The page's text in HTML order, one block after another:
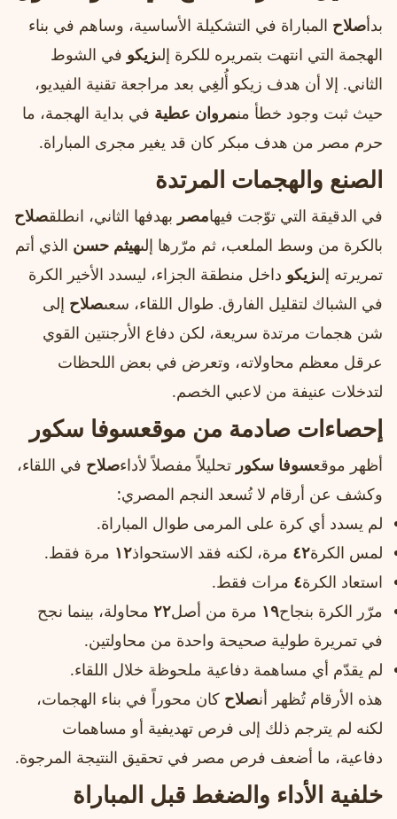
بدأصلاح المباراة في التشكيلة الأساسية، وساهم في بناء
الهجمة التي انتهت بتمريره للكرة إلىزيكو في الشوط
الثاني. إلا أن هدف زيكو أُلغِي بعد مراجعة تقنية الفيديو،
حيث ثبت وجود خطأ منمروان عطية في بداية الهجمة، ما
حرم مصر من هدف مبكر كان قد يغير مجرى المباراة.
الصنع والهجمات المرتدة
في الدقيقة التي توّجت فيهامصر بهدفها الثاني، انطلقصلاح
بالكرة من وسط الملعب، ثم مرّرها إلىهيثم حسن الذي أتم
تمريرته إلىزيكو داخل منطقة الجزاء، ليسدد الأخير الكرة
في الشباك لتقليل الفارق. طوال اللقاء، سعىصلاح إلى
شن هجمات مرتدة سريعة، لكن دفاع الأرجنتين القوي
عرقل معظم محاولاته، وتعرض في بعض اللحظات
لتدخلات عنيفة من لاعبي الخصم.
إحصاءات صادمة من موقعسوفا سكور
أظهر موقعسوفا سكور تحليلاً مفصلاً لأداءصلاح في اللقاء،
وكشف عن أرقام لا تُسعد النجم المصري:
لم يسدد أي كرة على المرمى طوال المباراة.
لمس الكرة٤٢ مرة، لكنه فقد الاستحواذ١٢ مرة فقط.
استعاد الكرة٤ مرات فقط.
مرّر الكرة بنجاح١٩ مرة من أصل٢٢ محاولة، بينما نجح
في تمريرة طولية صحيحة واحدة من محاولتين.
لم يقدّم أي مساهمة دفاعية ملحوظة خلال اللقاء.
هذه الأرقام تُظهر أنصلاح كان محوراً في بناء الهجمات،
لكنه لم يترجم ذلك إلى فرص تهديفية أو مساهمات
دفاعية، ما أضعف فرص مصر في تحقيق النتيجة المرجوة.
خلفية الأداء والضغط قبل المباراة